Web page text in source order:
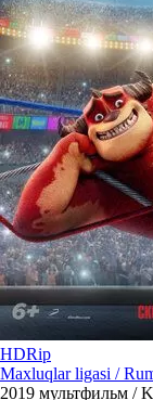
HDRip
Maxluqlar ligasi /
2019 мультфильм /